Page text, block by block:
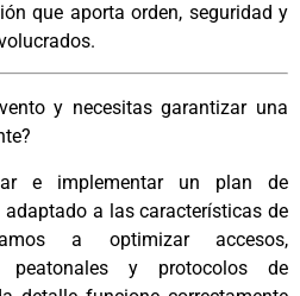
que aporta orden, seguridad y
y necesitas garantizar una
e implementar un plan de
a las características de
a optimizar accesos,
peatonales y protocolos de